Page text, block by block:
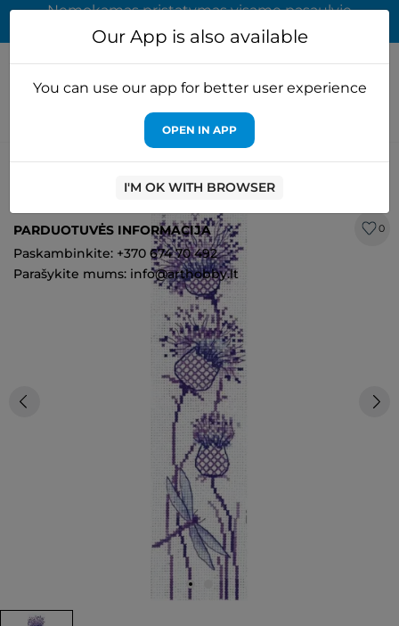
Nemokamas pristatymas visame pasaulyje
užsakymams virš 65 EUR
Pagrindinis Rinkiniai siuvinejimui Andriana
Žymos. Usnis
0
Our App is also available
You can use our app for better user experience
OPEN IN APP
I'M OK WITH BROWSER
PARDUOTUVĖS INFORMACIJA
Paskambinkite: +370 674 70 492
Parašykite mums: info@arthobby.lt